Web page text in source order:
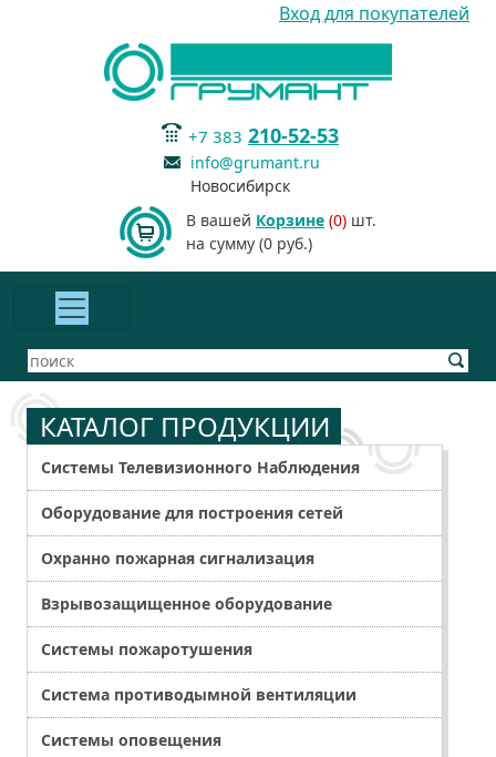
Вход для покупателей
+7 383 210-52-53
info@grumant.ru
Новосибирск
В вашей Корзине (0) шт.
на сумму (0 руб.)
КАТАЛОГ ПРОДУКЦИИ
Системы Телевизионного Наблюдения
Оборудование для построения сетей
Охранно пожарная сигнализация
Взрывозащищенное оборудование
Системы пожаротушения
Система противодымной вентиляции
Системы оповещения